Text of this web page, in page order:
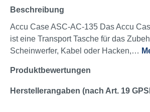
Beschreibung
Accu Case ASC-AC-135 Das Accu
ist eine Transport Tasche für das
Scheinwerfer, Kabel oder Hacken,…
Produktbewertungen
Herstellerangaben (nach Art. 19